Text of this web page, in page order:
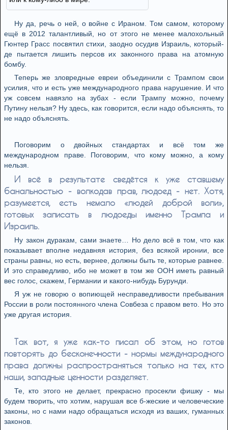
Ну да, речь о ней, о войне с Ираном. Том самом, которому
ещё в 2012 талантливый, но от этого не менее малохольный
Гюнтер Грасс посвятил стихи, заодно осудив Израиль, который-
де пытается лишить персов их законного права на атомную
бомбу.
Теперь же зловредные евреи объединили с Трампом свои
усилия, что и есть уже международного права нарушение. И что
уж совсем навязло на зубах - если Трампу можно, почему
Путину нельзя? Ну здесь, как говорится, если надо объяснять, то
не надо объяснять.
Поговорим о двойных стандартах и всё том же
международном праве. Поговорим, что кому можно, а кому
нельзя.
И всё в результате сведётся к уже ставшему
банальностью - волкодав прав, людоед - нет. Хотя,
разумеется, есть немало «людей доброй воли»,
готовых записать в людоеды именно Трампа и
Израиль.
Ну закон дуракам, сами знаете… Но дело всё в том, что как
показывает вполне недавняя история, без всякой иронии, все
страны равны, но есть, вернее, должны быть те, которые равнее.
И это справедливо, ибо не может в том же ООН иметь равный
вес голос, скажем, Германии и какого-нибудь Бурунди.
Я уж не говорю о вопиющей несправедливости пребывания
России в роли постоянного члена Совбеза с правом вето. Но это
уже другая история.
Так вот, я уже как-то писал об этом, но готов
повторять до бесконечности - нормы международного
права должны распространяться только на тех, кто
наши, западные ценности разделяет.
Те, кто этого не делает, прекрасно просекли фишку - мы
будем творить, что хотим, нарушая все б-жеские и человеческие
законы, но с нами надо обращаться исходя из ваших, гуманных
законов.